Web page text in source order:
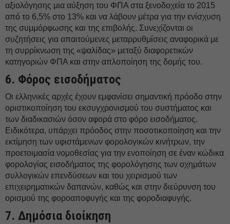
αξιολόγησης μια αύξηση του ΦΠΑ στα ξενοδοχεία το 2015
από το 6,5% στο 13% και να λάβουν μέτρα για την ενίσχυση
της συμμόρφωσης και της επιβολής. Συνεχίζονται οι
συζητήσεις για απαιτούμενες μεταρρυθμίσεις αναφορικά με
τη συρρίκνωση της «ψαλίδας» μεταξύ διαφορετικών
κατηγοριών ΦΠΑ και στην απλοποίηση της δομής του.
6. Φόρος εισοδήματος
Οι ελληνικές αρχές έχουν εμφανίσει σημαντική πρόοδο στην
οριστικοποίηση του εκσυγχρονισμού του συστήματος και
των διαδικασιών όσον αφορά στο φόρο εισοδήματος.
Ειδικότερα, υπάρχει πρόοδος στην ποσοτικοποίηση και την
εκτίμηση των υφιστάμενων φορολογικών κινήτρων, την
προετοιμασία νομοθεσίας για την ενοποίηση σε έναν κώδικα
φορολογίας εισοδήματος της φορολόγησης των οχημάτων
συλλογικών επενδύσεων και του χειρισμού των
επιχειρηματικών δαπανών, καθώς και στην διεύρυνση του
ορισμού της φοροαποφυγής και της φοροδιαφυγής.
7. Δημόσια διοίκηση